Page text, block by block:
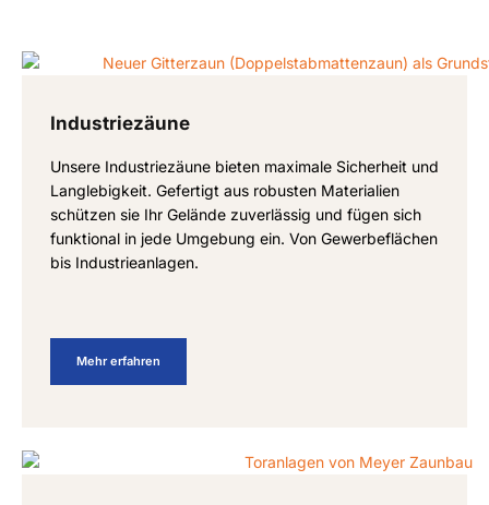
Industriezäune
Unsere Industrie­zäune bieten maximale Sicherheit und
Langlebigkeit. Gefertigt aus robusten Materialien
schützen sie Ihr Gelände zuverlässig und fügen sich
funktional in jede Umgebung ein. Von Gewerbeflächen
bis Industrieanlagen.
Mehr erfahren